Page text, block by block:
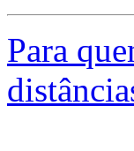
Para